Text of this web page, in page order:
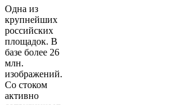
Одна из
крупнейших
российских
площадок. В
базе более 26
млн.
изображений.
Со стоком
активно